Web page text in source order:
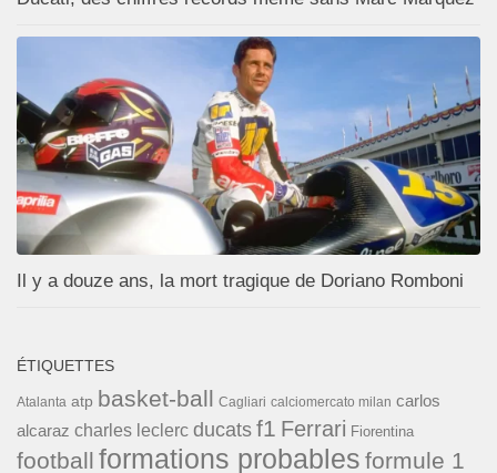
Il y a douze ans, la mort tragique de Doriano Romboni
ÉTIQUETTES
Atalanta atp basket-ball Cagliari calciomercato milan carlos
alcaraz charles leclerc ducats f1 Ferrari Fiorentina
football formations probables formule 1